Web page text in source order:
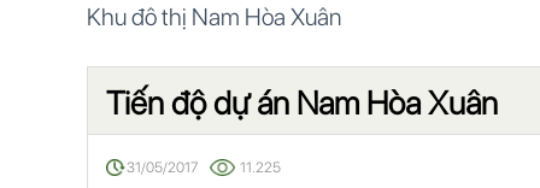
Khu đô thị Nam Hòa Xuân
Tiến độ dự án Nam Hòa Xuân
31/05/2017 11.225